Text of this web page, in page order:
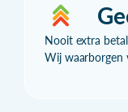
Nooit extra
Wij waarborgen